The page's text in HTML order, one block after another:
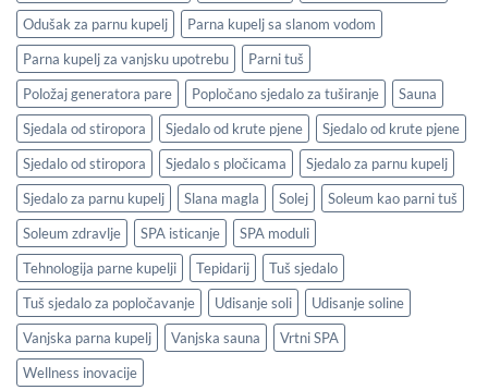
Odušak za parnu kupelj
Parna kupelj sa slanom vodom
Parna kupelj za vanjsku upotrebu
Parni tuš
Položaj generatora pare
Popločano sjedalo za tuširanje
Sauna
Sjedala od stiropora
Sjedalo od krute pjene
Sjedalo od krute pjene
Sjedalo od stiropora
Sjedalo s pločicama
Sjedalo za parnu kupelj
Sjedalo za parnu kupelj
Slana magla Solej
Soleum kao parni tuš
Soleum zdravlje
SPA isticanje
SPA moduli
Tehnologija parne kupelji
Tepidarij
Tuš sjedalo
Tuš sjedalo za popločavanje
Udisanje soli
Udisanje soline
Vanjska parna kupelj
Vanjska sauna
Vrtni SPA
Wellness inovacije